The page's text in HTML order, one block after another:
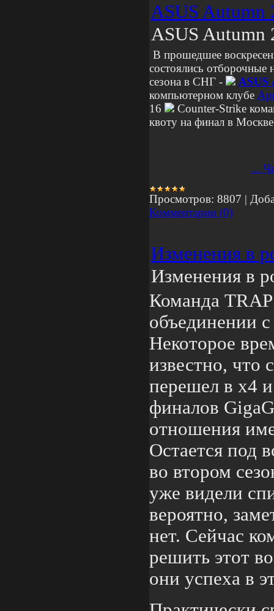
ASUS Autumn
ASUS Autumn
В прошедшее
состоялись
сезона в СНГ -
ASUS
компьютерном клубе
16
Counter-Strike
квоту на финал в
...
Просмотров: 8807 |
Комментарии (0)
Изменения в
Изменения в
Команда
объединении
Некоторое
известно, что
перешел в x4
финалов
отношения
Остается под
во втором
уже видели
вероятно,
нет. Сейчас
решить этот
они успеха в